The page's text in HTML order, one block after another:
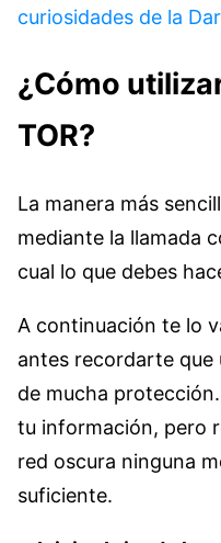
curiosidades de la
¿Cómo
TOR?
La manera más
mediante la llamada
cual lo que debes
A continuación te lo
antes recordarte que
de mucha
tu información, pero
red oscura ninguna
suficiente.